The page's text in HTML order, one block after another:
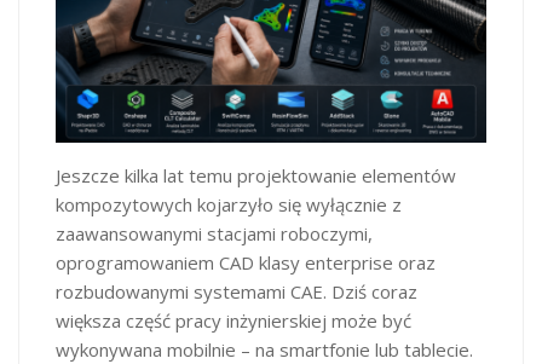
Jeszcze kilka lat temu projektowanie elementów
kompozytowych kojarzyło się wyłącznie z
zaawansowanymi stacjami roboczymi,
oprogramowaniem CAD klasy enterprise oraz
rozbudowanymi systemami CAE. Dziś coraz
większa część pracy inżynierskiej może być
wykonywana mobilnie – na smartfonie lub tablecie.